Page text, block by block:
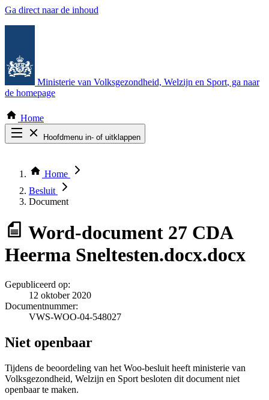
Ga direct naar de inhoud
Ministerie van Volksgezondheid, Welzijn en Sport, ga naar
de homepage
Home
Hoofdmenu in- of uitklappen
Thema COVID-19
Bekijk per bestuursorgaan
Home
Besluit
Document
Word-document 27 CDA
Heerma Sneltesten.docx.docx
Gepubliceerd op:
12 oktober 2020
Documentnummer:
VWS-WOO-04-548027
Niet openbaar
Tijdens de beoordeling van het Woo-besluit heeft ministerie van
Volksgezondheid, Welzijn en Sport besloten dit document niet
openbaar te maken.